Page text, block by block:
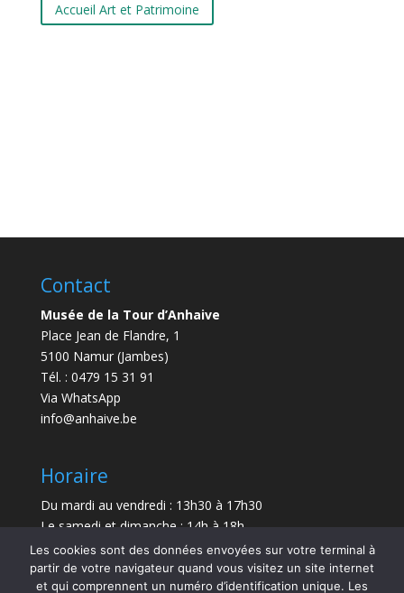
Accueil Art et Patrimoine
Contact
Musée de la Tour d’Anhaive
Place Jean de Flandre, 1
5100 Namur (Jambes)
Tél. : 0479 15 31 91
Via WhatsApp
info@anhaive.be
Horaire
Du mardi au vendredi : 13h30 à 17h30
Le samedi et dimanche : 14h à 18h
Durée de la visite : entre 30 minutes et 1 h
Les cookies sont des données envoyées sur votre terminal à
partir de votre navigateur quand vous visitez un site internet
et qui comprennent un numéro d’identification unique. Les